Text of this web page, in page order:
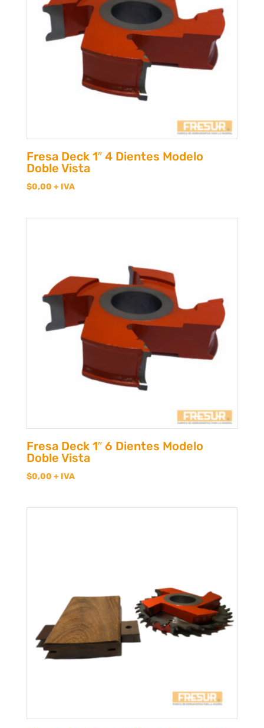
Fresa Deck 1″ 4 Dientes Modelo
Doble Vista
$0,00 + IVA
Fresa Deck 1″ 6 Dientes Modelo
Doble Vista
$0,00 + IVA